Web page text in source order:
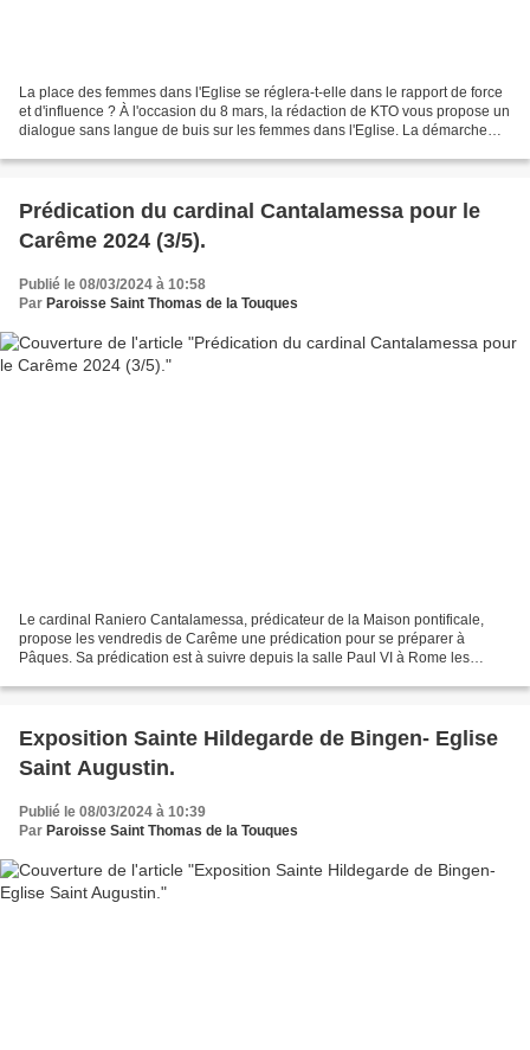
La place des femmes dans l'Eglise se réglera-t-elle dans le rapport de force
et d'influence ? À l'occasion du 8 mars, la rédaction de KTO vous propose un
dialogue sans langue de buis sur les femmes dans l'Eglise. La démarche
Prédication du cardinal Cantalamessa pour le
Carême 2024 (3/5).
Publié le 08/03/2024 à 10:58
Par Paroisse Saint Thomas de la Touques
Le cardinal Raniero Cantalamessa, prédicateur de la Maison pontificale,
propose les vendredis de Carême une prédication pour se préparer à
Pâques. Sa prédication est à suivre depuis la salle Paul VI à Rome les
Exposition Sainte Hildegarde de Bingen- Eglise
Saint Augustin.
Publié le 08/03/2024 à 10:39
Par Paroisse Saint Thomas de la Touques